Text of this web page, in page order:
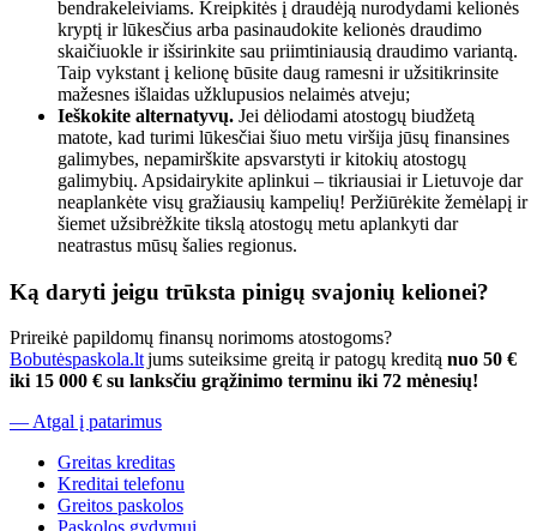
bendrakeleiviams. Kreipkitės į draudėją nurodydami kelionės
kryptį ir lūkesčius arba pasinaudokite kelionės draudimo
skaičiuokle ir išsirinkite sau priimtiniausią draudimo variantą.
Taip vykstant į kelionę būsite daug ramesni ir užsitikrinsite
mažesnes išlaidas užklupusios nelaimės atveju;
Ieškokite alternatyvų. Jei dėliodami atostogų biudžetą
matote, kad turimi lūkesčiai šiuo metu viršija jūsų finansines
galimybes, nepamirškite apsvarstyti ir kitokių atostogų
galimybių. Apsidairykite aplinkui – tikriausiai ir Lietuvoje dar
neaplankėte visų gražiausių kampelių! Peržiūrėkite žemėlapį ir
šiemet užsibrėžkite tikslą atostogų metu aplankyti dar
neatrastus mūsų šalies regionus.
Ką daryti jeigu trūksta pinigų svajonių kelionei?
Prireikė papildomų finansų norimoms atostogoms?
Bobutėspaskola.ltjums suteiksime greitą ir patogų kreditą nuo 50 €
iki 15 000 € su lanksčiu grąžinimo terminu iki 72 mėnesių!
— Atgal į patarimus
Greitas kreditas
Kreditai telefonu
Greitos paskolos